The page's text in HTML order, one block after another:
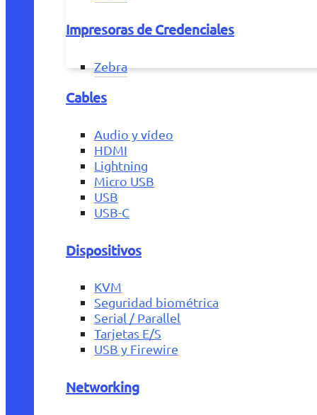
Impresoras de Credenciales
Zebra
Cables
Audio y vídeo
HDMI
Lightning
Micro USB
USB
USB-C
Dispositivos
KVM
Seguridad biométrica
Serial / Parallel
Tarjetas E/S
USB y Firewire
Networking